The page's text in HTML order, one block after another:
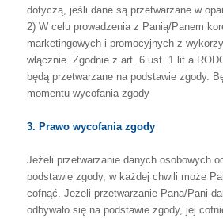
dotyczą, jeśli dane są przetwarzane w
2) W celu prowadzenia z Panią/Panem
marketingowych i promocyjnych z
włącznie. Zgodnie z art. 6 ust. 1 lit a
będą przetwarzane na podstawie zgody.
momentu wycofania zgody
3. Prawo wycofania zgody
Jeżeli przetwarzanie danych osobowych
podstawie zgody, w każdej chwili może
cofnąć. Jeżeli przetwarzanie Pana/Pani
odbywało się na podstawie zgody, jej